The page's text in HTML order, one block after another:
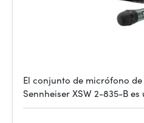
El conjunto de micrófono
Sennheiser XSW 2-835-B es